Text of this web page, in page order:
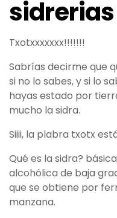
sidrerias
Txotxxxxxxx!!!!!!!
Sabrías decirme que
si no lo sabes, y si lo
hayas estado por
mucho la sidra.
Siiii, la plabra txotx
Qué es la sidra?
alcohólica de baja
que se obtiene por
manzana.